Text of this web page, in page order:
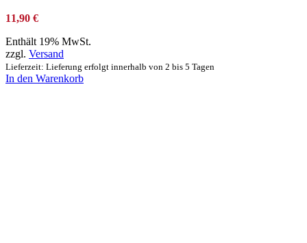
11,90 €
Enthält 19% MwSt.
zzgl. Versand
Lieferzeit: Lieferung erfolgt innerhalb von 2 bis 5 Tagen
In den Warenkorb